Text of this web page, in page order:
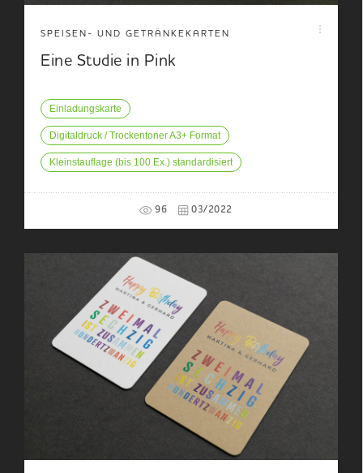
SPEISEN- UND GETRÄNKEKARTEN
Eine Studie in Pink
Einladungskarte
Digitaldruck / Trockentoner A3+ Format
Kleinstauflage (bis 100 Ex.) standardisiert
96 03/2022